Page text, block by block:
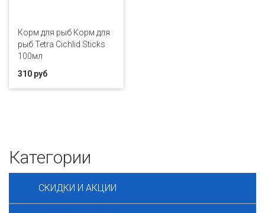
Корм для рыб Корм для
рыб Tetra Cichlid Sticks
100мл
310 руб
Категории
СКИДКИ И АКЦИИ